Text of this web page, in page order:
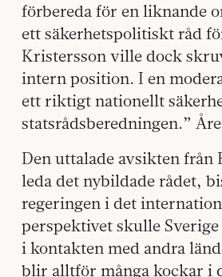
förbereda för en liknande
ett säkerhetspolitiskt råd
Kristersson ville dock
intern position. I en
ett riktigt nationellt
statsrådsberedningen.”
Den uttalade avsikten från
leda det nybildade rådet,
regeringen i det
perspektivet skulle
i kontakten med andra
blir alltför många kockar i